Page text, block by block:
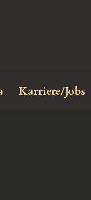
Karriere/Jobs